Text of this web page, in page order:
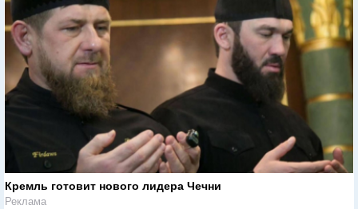
Кремль готовит нового лидера Чечни
Реклама